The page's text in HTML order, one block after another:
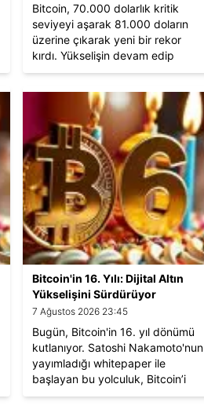
Bitcoin, 70.000 dolarlık kritik
seviyeyi aşarak 81.000 doların
üzerine çıkarak yeni bir rekor
kırdı. Yükselişin devam edip
etmeyeceği merak edilirken,
gelecekteki direnç seviyeleri
hakkında detaylı bir analiz
sunuyoruz.
Bitcoin'in 16. Yılı: Dijital Altın
Yükselişini Sürdürüyor
7 Ağustos 2026 23:45
Bugün, Bitcoin'in 16. yıl dönümü
kutlanıyor. Satoshi Nakamoto'nun
yayımladığı whitepaper ile
başlayan bu yolculuk, Bitcoin’i
dijital altın olarak kabul ettirerek